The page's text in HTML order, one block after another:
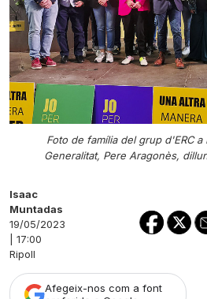
Foto de família del grup d'ERC
Generalitat, Pere Aragonès,
Isaac
Muntadas
19/05/2023
| 17:00
Ripoll
Afegeix-nos com a font